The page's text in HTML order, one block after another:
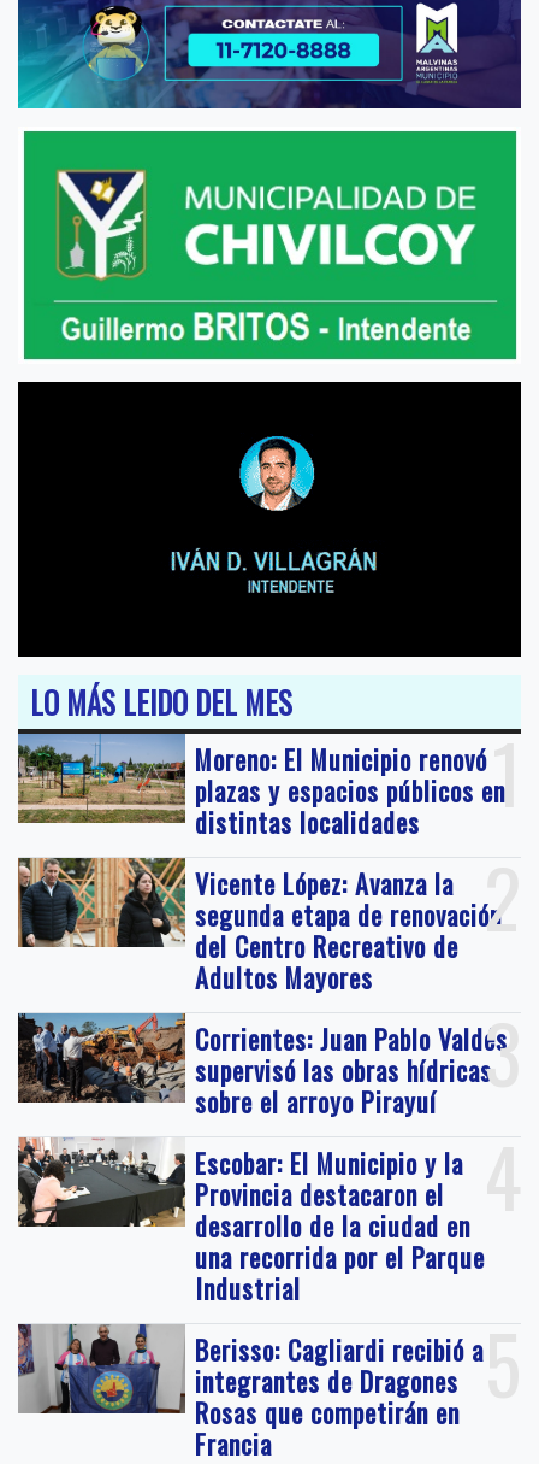
LO MÁS LEIDO DEL MES
1
Moreno: El Municipio renovó
plazas y espacios públicos en
distintas localidades
2
Vicente López: Avanza la
segunda etapa de renovación
del Centro Recreativo de
Adultos Mayores
3
Corrientes: Juan Pablo Valdés
supervisó las obras hídricas
sobre el arroyo Pirayuí
4
Escobar: El Municipio y la
Provincia destacaron el
desarrollo de la ciudad en
una recorrida por el Parque
Industrial
5
Berisso: Cagliardi recibió a
integrantes de Dragones
Rosas que competirán en
Francia